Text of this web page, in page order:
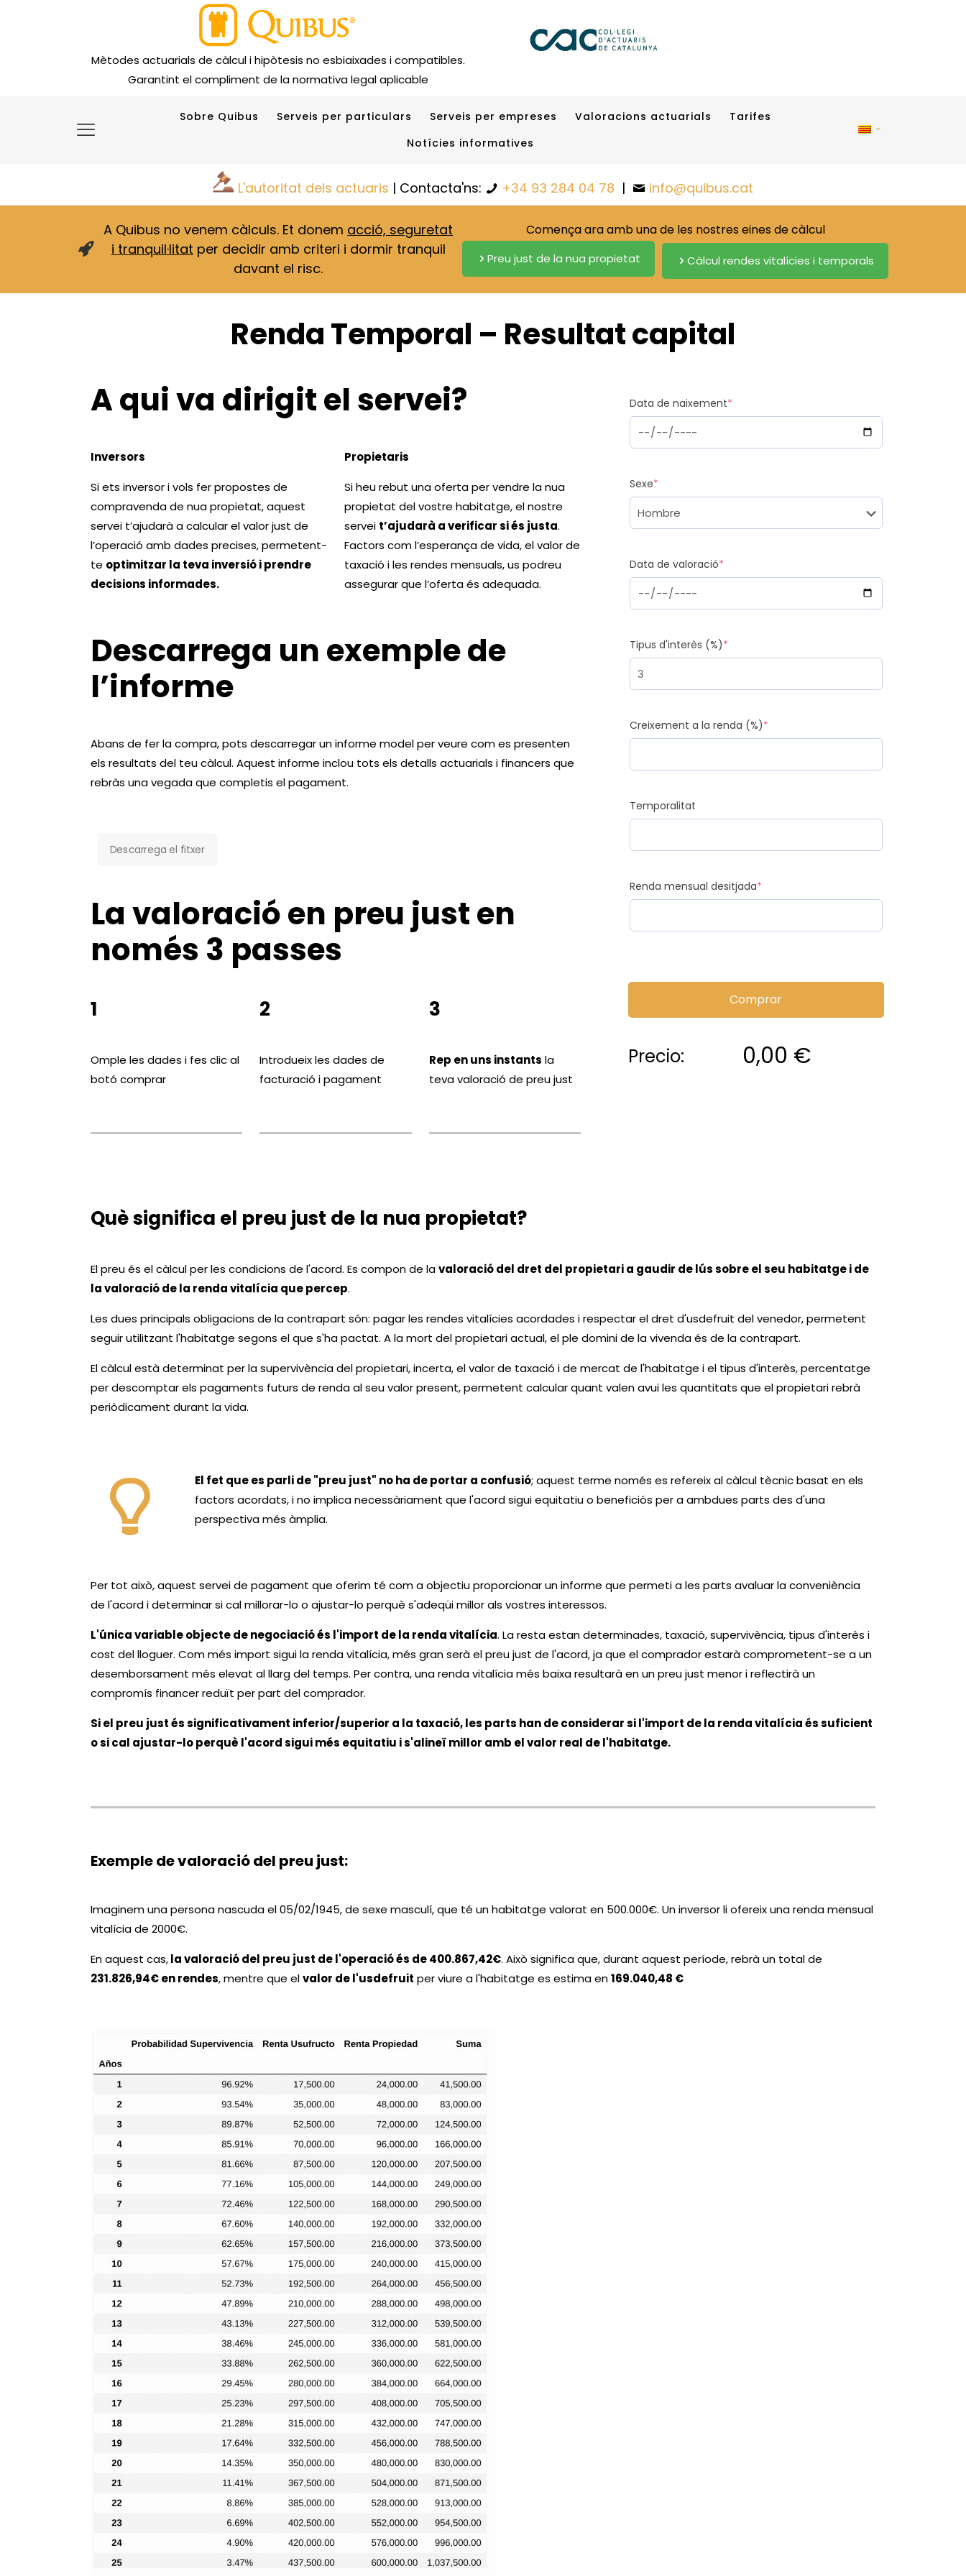
Mètodes actuarials de càlcul i hipòtesis no esbiaixades i compatibles.
Garantint el compliment de la normativa legal aplicable
Sobre Quibus Serveis per particulars Serveis per empreses Valoracions actuarials
Tarifes
Notícies informatives
L'autoritat dels actuaris | Contacta'ns: +34 93 284 04 78 | info@quibus.cat
A Quibus no venem càlculs. Et donem acció, seguretat
i tranquil·litat per decidir amb criteri i dormir tranquil
davant el risc.
Comença ara amb una de les nostres eines de càlcul
Preu just de la nua propietat Càlcul rendes vitalícies i temporals
Renda Temporal – Resultat capital
A qui va dirigit el servei?
Inversors
Si ets inversor i vols fer propostes de
compravenda de nua propietat, aquest
servei t’ajudarà a calcular el valor just de
l’operació amb dades precises, permetent-
te optimitzar la teva inversió i prendre
decisions informades.
Propietaris
Si heu rebut una oferta per vendre la nua
propietat del vostre habitatge, el nostre
servei t’ajudarà a verificar si és justa.
Factors com l’esperança de vida, el valor de
taxació i les rendes mensuals, us podreu
assegurar que l’oferta és adequada.
Descarrega un exemple de
l’informe
Abans de fer la compra, pots descarregar un informe model per veure com es presenten
els resultats del teu càlcul. Aquest informe inclou tots els detalls actuarials i financers que
rebràs una vegada que completis el pagament.
Descarrega el fitxer
La valoració en preu just en
només 3 passes
1
Omple les dades i fes clic al
botó comprar
2
Introdueix les dades de
facturació i pagament
3
Rep en uns instants la
teva valoració de preu just
Data de naixement*
Sexe*
Data de valoració*
Tipus d'interès (%)*
Creixement a la renda (%)*
Temporalitat
Renda mensual desitjada*
Comprar
Precio: 0,00 €
Què significa el preu just de la nua propietat?
El preu és el càlcul per les condicions de l'acord. Es compon de lavaloració del dret del propietari a gaudir de lús sobre el seu habitatge i de
la valoració de la renda vitalícia que percep.
Les dues principals obligacions de la contrapart són: pagar les rendes vitalícies acordades i respectar el dret d'usdefruit del venedor, permetent
seguir utilitzant l'habitatge segons el que s'ha pactat. A la mort del propietari actual, el ple domini de la vivenda és de la contrapart.
El càlcul està determinat per la supervivència del propietari, incerta, el valor de taxació i de mercat de l'habitatge i el tipus d'interès, percentatge
per descomptar els pagaments futurs de renda al seu valor present, permetent calcular quant valen avui les quantitats que el propietari rebrà
periòdicament durant la vida.
El fet que es parli de "preu just" no ha de portar a confusió; aquest terme només es refereix al càlcul tècnic basat en els
factors acordats, i no implica necessàriament que l'acord sigui equitatiu o beneficiós per a ambdues parts des d'una
perspectiva més àmplia.
Per tot això, aquest servei de pagament que oferim té com a objectiu proporcionar un informe que permeti a les parts avaluar la conveniència
de l'acord i determinar si cal millorar-lo o ajustar-lo perquè s'adeqüi millor als vostres interessos.
L'única variable objecte de negociació és l'import de la renda vitalícia. La resta estan determinades, taxació, supervivència, tipus d'interès i
cost del lloguer. Com més import sigui la renda vitalícia, més gran serà el preu just de l'acord, ja que el comprador estarà comprometent-se a un
desemborsament més elevat al llarg del temps. Per contra, una renda vitalícia més baixa resultarà en un preu just menor i reflectirà un
compromís financer reduït per part del comprador.
Si el preu just és significativament inferior/superior a la taxació, les parts han de considerar si l'import de la renda vitalícia és suficient
o si cal ajustar-lo perquè l'acord sigui més equitatiu i s'alineï millor amb el valor real de l'habitatge.
Exemple de valoració del preu just:
Imaginem una persona nascuda el 05/02/1945, de sexe masculí, que té un habitatge valorat en 500.000€. Un inversor li ofereix una renda mensual
vitalícia de 2000€.
En aquest cas,la valoració del preu just de l'operació és de 400.867,42€. Això significa que, durant aquest període, rebrà un total de
231.826,94€ en rendes, mentre que elvalor de l'usdefruit per viure a l'habitatge es estima en169.040,48 €